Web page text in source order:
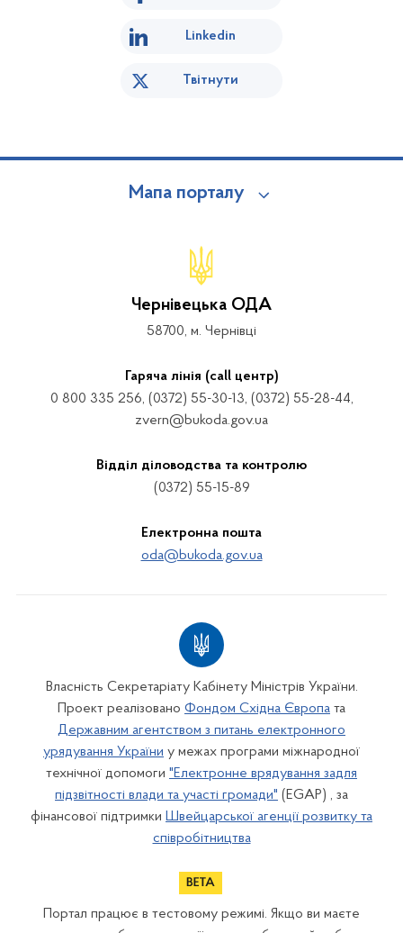
Linkedin
Твітнути
Мапа порталу
Чернівецька ОДА
58700, м. Чернівці
Гаряча лінія (call центр)
0 800 335 256, (0372) 55-30-13, (0372) 55-28-44,
zvern@bukoda.gov.ua
Відділ діловодства та контролю
(0372) 55-15-89
Електронна пошта
oda@bukoda.gov.ua
Власність Секретаріату Кабінету Міністрів України.
Проект реалізовано Фондом Східна Європа та
Державним агентством з питань електронного
урядування України у межах програми міжнародної
технічної допомоги "Електронне врядування задля
підзвітності влади та участі громади" (EGAP) , за
фінансової підтримки Швейцарської агенції розвитку та
співробітництва
Портал працює в тестовому режимі. Якщо ви маєте